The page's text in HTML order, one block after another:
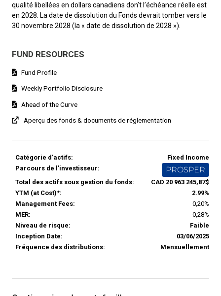
qualité libellées en dollars canadiens don’t l’échéance réelle est
en 2028. La date de dissolution du Fonds devrait tomber vers le
30 novembre 2028 (la « date de dissolution de 2028 »).
FUND RESOURCES
Fund Profile
Weekly Portfolio Disclosure
Ahead of the Curve
Aperçu des fonds & documents de réglementation
Catégorie d’actifs:
Fixed Income
Parcours de l’investisseur:
PROSPER
Total des actifs sous gestion du fonds:
CAD 20 963 245,87$
YTM (at Cost)*:
2.99%
Management Fees:
0,20%
MER:
0,28%
Niveau de risque:
Faible
Inception Date:
03/06/2025
Fréquence des distributions:
Mensuellement